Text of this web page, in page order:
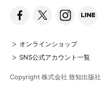
オンラインショップ
SNS公式アカウント一覧
Copyright 株式会社 致知出版社